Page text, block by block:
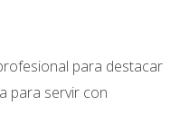
para destacar
para servir con